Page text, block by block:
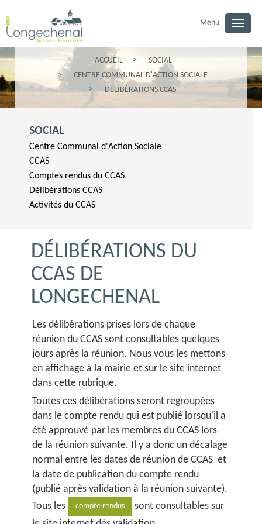
Menu
ACCUEIL
SOCIAL
CENTRE COMMUNAL D'ACTION SOCIALE
DÉLIBÉRATIONS CCAS
SOCIAL
Centre Communal d'Action Sociale
CCAS
Comptes rendus du CCAS
Délibérations CCAS
Activités du CCAS
DÉLIBÉRATIONS DU
CCAS DE
LONGECHENAL
Les délibérations prises lors de chaque
réunion du CCAS sont consultables quelques
jours après la réunion. Nous vous les mettons
en affichage à la mairie et sur le site internet
dans cette rubrique.
Toutes ces délibérations seront regroupées
dans le compte rendu qui est publié lorsqu'il a
été approuvé par les membres du CCAS lors
de la réunion suivante. Il y a donc un décalage
normal entre les dates de réunion de CCAS et
la date de publication du compte rendu
(publié après validation à la réunion suivante).
Tous les
compte rendus
sont consultables sur